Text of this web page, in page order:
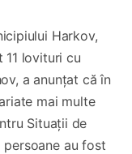
Harkov,
lovituri cu
a anunțat că în
mai multe
Situații de
au fost